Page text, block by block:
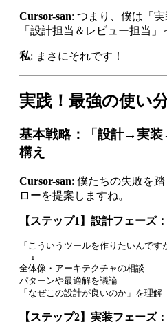
Cursor-san: つまり、僕は「実
「設計担当＆レビュー担当」
私: まさにそれです！
実践！最強の使い
基本戦略：「設計→実
構え
Cursor-san: 僕たちの失敗を
ローを提案しますね。
【ステップ1】設計フェーズ
「こういうツールを作りたいんです
  ↓
全体像・アーキテクチャの相談
パターンや最適解を議論
【ステップ2】実装フェーズ